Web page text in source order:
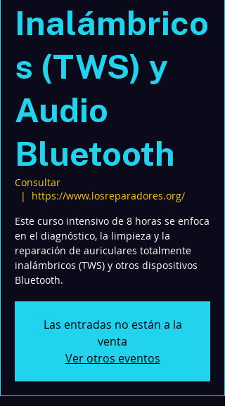
Inalámbrico
s (TWS) y
Audio
Bluetooth
Consultar
  |
https://www.losreparadores.org/
Este curso intensivo de 8 horas se enfoca
en el diagnóstico, la limpieza y la
reparación de auriculares totalmente
inalámbricos (TWS) y otros dispositivos
Bluetooth.
Las entradas no están a la
venta
Ver otros eventos